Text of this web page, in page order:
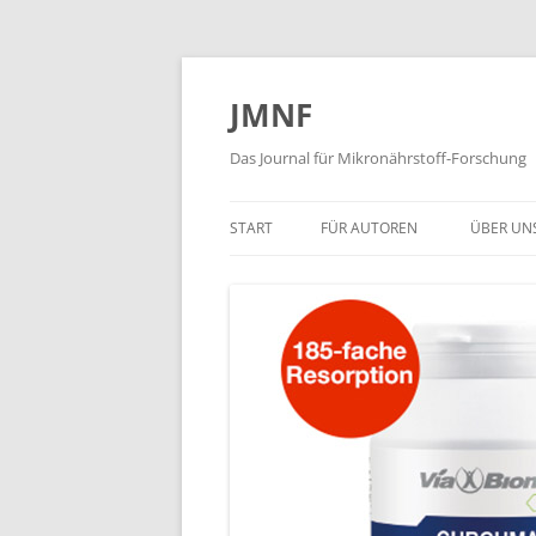
JMNF
Das Journal für Mikronährstoff-Forschung
START FÜR AUTOREN ÜBER